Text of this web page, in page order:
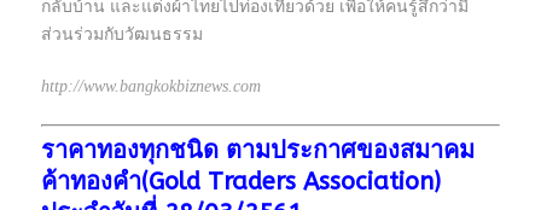
กลับบ้าน และแต่งผ้าไทยไปท่องเที่ยวด้วย เพื่อให้คนรู้สึกว่ามี
ส่วนร่วมกับวัฒนธรรม
http://www.bangkokbiznews.com
ราคาทองทุกชนิด ตามประกาศของสมาคม
ค้าทองคำ(Gold Traders Association)